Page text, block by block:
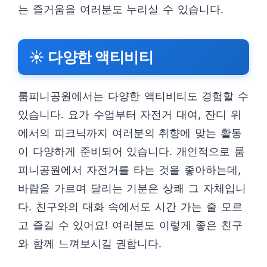
는 즐거움을 여러분도 누리실 수 있습니다.
☀️ 다양한 액티비티
룸피니공원에서는 다양한 액티비티도 경험할 수
있습니다. 요가 수업부터 자전거 대여, 잔디 위
에서의 피크닉까지 여러분의 취향에 맞는 활동
이 다양하게 준비되어 있습니다. 개인적으로 룸
피니공원에서 자전거를 타는 것을 좋아하는데,
바람을 가르며 달리는 기분은 상쾌 그 자체입니
다. 친구와의 대화 속에서도 시간 가는 줄 모르
고 즐길 수 있어요! 여러분도 이렇게 좋은 친구
와 함께 느껴보시길 권합니다.